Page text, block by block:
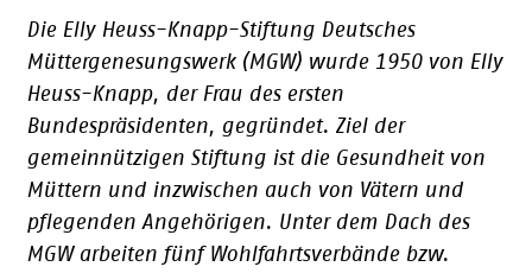
Die Elly Heuss-Knapp-Stiftung Deutsches
Müttergenesungswerk (MGW) wurde 1950 von Elly
Heuss-Knapp, der Frau des ersten
Bundespräsidenten, gegründet. Ziel der
gemeinnützigen Stiftung ist die Gesundheit von
Müttern und inzwischen auch von Vätern und
pflegenden Angehörigen. Unter dem Dach des
MGW arbeiten fünf Wohlfahrtsverbände bzw.